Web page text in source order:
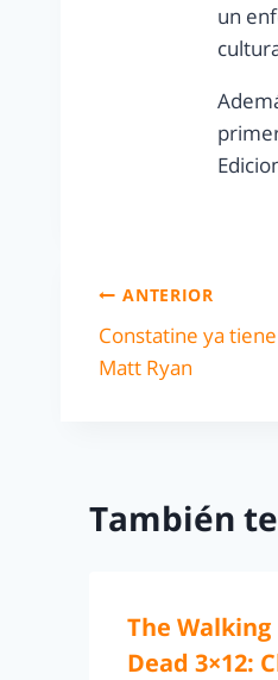
un
ANTERIOR
Constatine ya
Matt Ryan
También
The Walking
Dead 3×12: